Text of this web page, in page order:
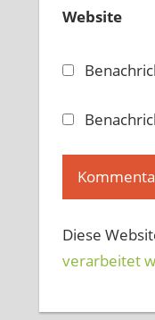
Website
Diese
verarbeitet